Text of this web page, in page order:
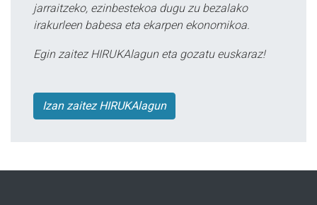
jarraitzeko, ezinbestekoa dugu zu bezalako
irakurleen babesa eta ekarpen ekonomikoa.
Egin zaitez HIRUKAlagun eta gozatu euskaraz!
Izan zaitez HIRUKAlagun